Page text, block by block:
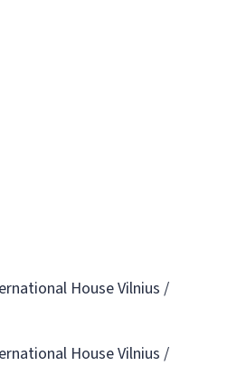
House Vilnius /
House Vilnius /